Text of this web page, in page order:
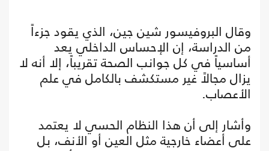
وقال البروفيسور شين جين، الذي يقود جزءاً
من الدراسة، إن الإحساس الداخلي يعد
أساسياً في كل جوانب الصحة تقريباً، إلا أنه لا
يزال مجالاً غير مستكشف بالكامل في علم
الأعصاب.
وأشار إلى أن هذا النظام الحسي لا يعتمد
على أعضاء خارجية مثل العين أو الأنف، بل